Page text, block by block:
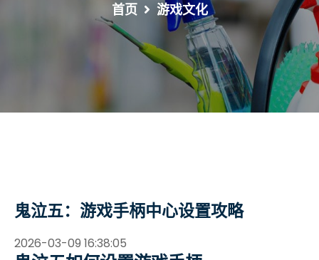
首页 游戏文化
鬼泣五：游戏手柄中心设置攻略
2026-03-09 16:38:05